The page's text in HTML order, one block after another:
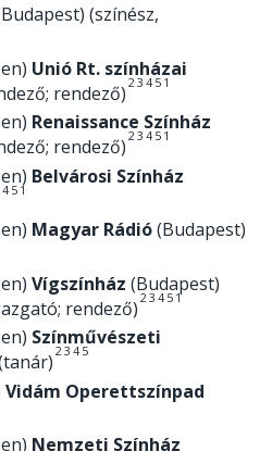
(színész,
Unió Rt. színházai
rendező) 2 3 4 5 1
Renaissance Színház
rendező) 23 4 5 1
Belvárosi Színház
4 5 1
Magyar Rádió(Budapest)
Vígszínház (Budapest)
rendező) 2 3 4 5 1
Színművészeti
23 4 5
Vidám Operettszínpad
Nemzeti Színház